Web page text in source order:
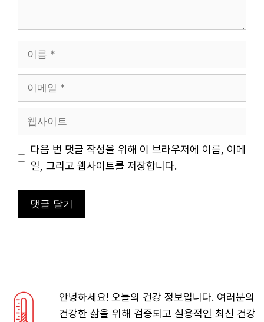
트
다음 번 댓글 작성을 위해 이 브라우저에 이름, 이메
일, 그리고 웹사이트를 저장합니다.
안녕하세요! 오늘의 건강 정보입니다. 여러분의
건강한 삶을 위해 검증되고 실용적인 최신 건강